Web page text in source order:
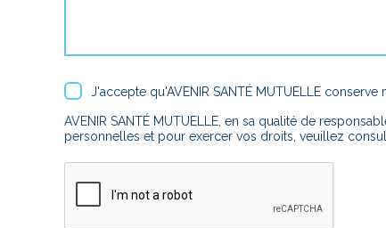
J'accepte qu'AVENIR SANTÉ MUTUELLE
AVENIR SANTÉ MUTUELLE, en sa qualité de
personnelles et pour exercer vos droits, veuillez